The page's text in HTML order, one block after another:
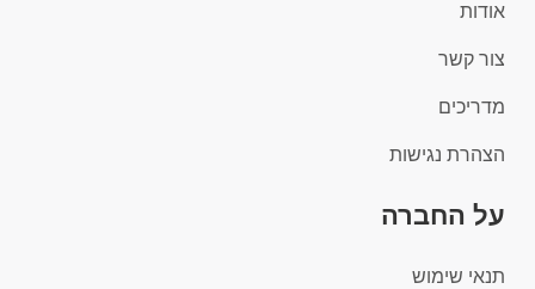
אודות
צור קשר
מדריכים
הצהרת נגישות
על החברה
תנאי שימוש